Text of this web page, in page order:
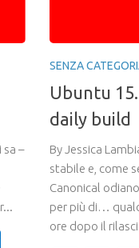
sa –
SENZA
Ubuntu
daily build
By Jessica
stabile e, come
Canonical
per più di…
ore dopo il